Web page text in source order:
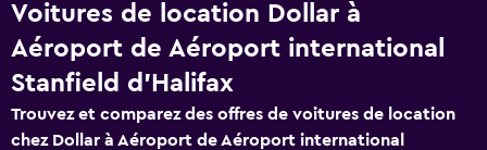
Voitures de location Dollar à
Aéroport de Aéroport international
Stanfield d'Halifax
Trouvez et comparez des offres de voitures de location
chez Dollar à Aéroport de Aéroport international